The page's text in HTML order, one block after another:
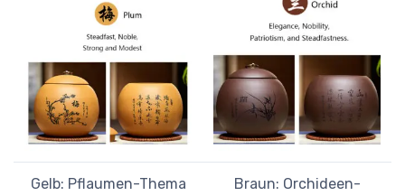
Gelb: Pflaumen-Thema
Braun: Orchideen-